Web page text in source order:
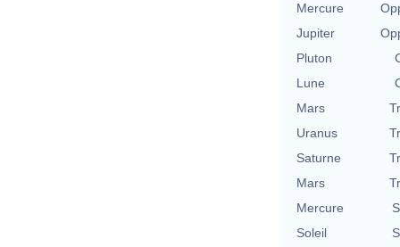
Mercure
Jupiter
Pluton
Lune
Mars
Uranus
Saturne
Mars
Mercure
Soleil